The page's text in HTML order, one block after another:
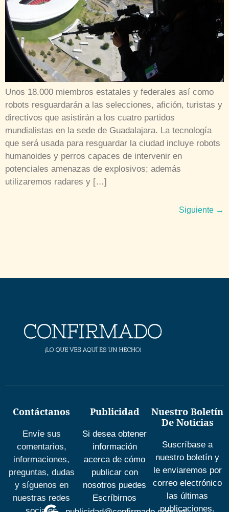
Unos 18.000 miembros estatales y federales así como
robots resguardarán a las selecciones, afición, turistas y
directivos que asistirán a los cuatro partidos
mundialistas en la sede de Guadalajara. La tecnología
que será usada para resguardar la ciudad incluye robots
humanoides y perros capaces de intervenir en
potenciales amenazas de explosivos; además
utilizaremos radares y […]
Siguiente →
Contáctanos
Envíe sus
comentarios,
informaciones,
preguntas, dudas
y síguenos en
nuestras redes
Publicidad
Si desea obtener
información
acerca de cómo
publicar con
nosotros puedes
Escríbirnos
Nuestro Boletín
De Noticias
Suscríbase a
nuestro boletín y
le enviaremos por
correo electrónico
las últimas
publicaciones.